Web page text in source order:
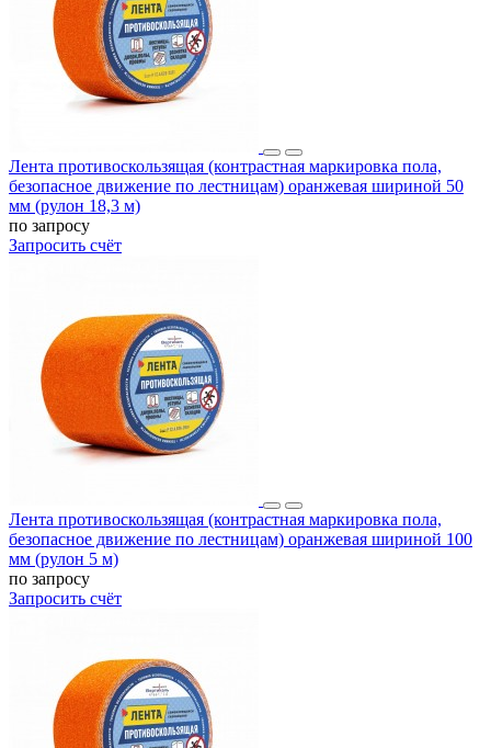
Лента противоскользящая (контрастная маркировка пола,
безопасное движение по лестницам) оранжевая шириной 50
мм (рулон 18,3 м)
по запросу
Запросить счёт
Лента противоскользящая (контрастная маркировка пола,
безопасное движение по лестницам) оранжевая шириной 100
мм (рулон 5 м)
по запросу
Запросить счёт